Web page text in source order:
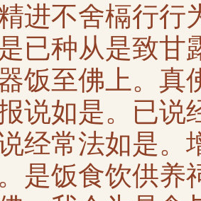
进不舍槅行行
已种从是致甘
饭至佛上。真
说如是。已说
经常法如是。
是饭食饮供养